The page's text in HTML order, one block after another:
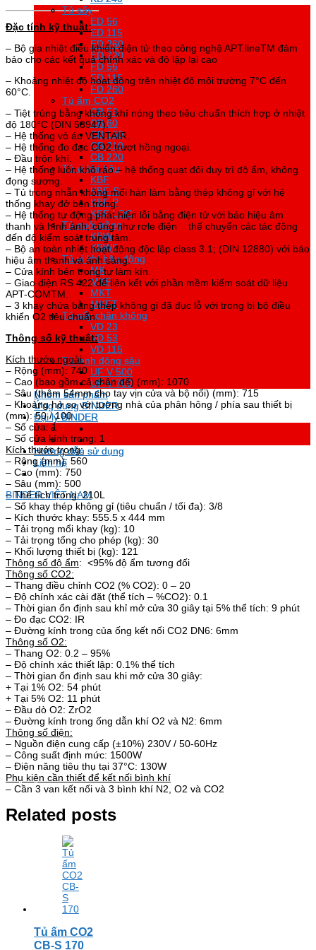
Tủ sấy
ED 56
ED 115
ED 260
ED 720
FD 56
FD 115
FD 260
Tủ ấm CO2
CB 53
CB 60
CB 150
CB 210
CB 220
Tủ vi khí hậu
KBF
KBF-S
KBF P
KBF LQC
Tủ nuôi trồng
KBW
KBWF
Tủ vi khí hậu động
MK
MKF
MKT
MKFT
Tủ sấy chân không
VD 23
VD 53
VD 115
Tủ lạnh đông sâu
UF V 500
UF V 700
Nhóm sản phẩm
Ứng dụng BINDER
Đại lý BINDER
Hướng dẫn sử dụng
Liên hệ
BINDER VIỆT NAM
Tủ sấy
ED 56
ED 115
ED 260
ED 720
FD 56
FD 115
FD 260
Tủ ấm CO2
CB 53
CB 60
CB 150
CB 210
CB 220
Tủ vi khí hậu
KBF
KBF-S
KBF P
KBF LQC
Tủ nuôi trồng
KBW
KBWF
Tủ vi khí hậu động
MK
MKF
MKT
MKFT
Tủ sấy chân không
VD 23
VD 53
VD 115
Tủ lạnh đông sâu
UF V 500
UF V 700
Nhóm sản phẩm
Ứng dụng BINDER
Đại lý BINDER
Hướng dẫn sử dụng
Liên hệ
Đặc tính kỹ thuật:
– Bộ gia nhiệt điều khiển điện tử theo công nghệ APT.lineTM đảm
bảo cho các kết quả chính xác và độ lặp lại cao
– Khoảng nhiệt độ hoạt động trên nhiệt độ môi trường 7°C đến
60°C.
– Tiệt trùng bằng không khí nóng theo tiêu chuẩn thích hợp ở nhiệt
độ 180°C (DIN 58947).
– Hệ thống vỏ áo VENTAIR.
– Hệ thống đo đạc CO2 trượt hồng ngoại.
– Đầu trộn khí.
– Hệ thống luôn khô ráo – hệ thống quạt đôi duy trì độ ẩm, không
đọng sương.
– Tủ trong nhẵn không mối hàn làm bằng thép không gỉ với hệ
thống khay đở bên trong.
– Hệ thống tự động phát hiện lỗi bằng điện tử với báo hiệu âm
thanh và hình ảnh, cũng như rơle điện thế chuyển các tác động
đến độ kiểm soát trung tâm.
– Bộ an toàn nhiệt hoạt động độc lập class 3.1; (DIN 12880) với báo
hiệu âm thanh và ánh sáng.
– Cửa kính bên trong tự làm kín.
– Giao diện RS 422 để liên kết với phần mềm kiểm soát dữ liệu
APT-COMTM.
– 3 khay chứa bằng thép không gỉ đã đục lỗ với trong bị bộ điều
khiển O2 tiêu chuẩn.
Thông số kỹ thuật:
Kích thước ngoài:
– Rộng (mm): 740
– Cao (bao gồm cả chân đế) (mm): 1070
– Sâu (thêm 54mm cho tay vịn cửa và bộ nối) (mm): 715
– Khoảng hở so với tường nhà của phân hông / phía sau thiết bị
(mm): 50 / 100
– Số cửa: 1
– Số cửa kính trong: 1
Kích thước trong:
– Rộng (mm): 560
– Cao (mm): 750
– Sâu (mm): 500
– Thể tích trong: 210L
– Số khay thép không gỉ (tiêu chuẩn / tối đa): 3/8
– Kích thước khay: 555.5 x 444 mm
– Tải trọng mổi khay (kg): 10
– Tải trọng tổng cho phép (kg): 30
– Khối lượng thiết bị (kg): 121
Thông số độ ẩm: <95% độ ẩm tương đối
Thông số CO2:
– Thang điều chỉnh CO2 (% CO2): 0 – 20
– Độ chính xác cài đặt (thể tích – %CO2): 0.1
– Thời gian ổn định sau khỉ mở cửa 30 giây tại 5% thể tích: 9 phút
– Đo đạc CO2: IR
– Đường kính trong của ống kết nối CO2 DN6: 6mm
Thông số O2:
– Thang O2: 0.2 – 95%
– Độ chính xác thiết lập: 0.1% thể tích
– Thời gian ổn định sau khi mở cửa 30 giây:
+ Tại 1% O2: 54 phút
+ Tại 5% O2: 11 phút
– Đầu dò O2: ZrO2
– Đường kính trong ống dẫn khí O2 và N2: 6mm
Thông số điện:
– Nguồn điện cung cấp (±10%) 230V / 50-60Hz
– Công suất định mức: 1500W
– Điện năng tiêu thụ tại 37°C: 130W
Phụ kiện cần thiết để kết nối bình khí
– Cần 3 van kết nối và 3 bình khí N2, O2 và CO2
Related posts
Tủ ấm CO2
CB-S 170